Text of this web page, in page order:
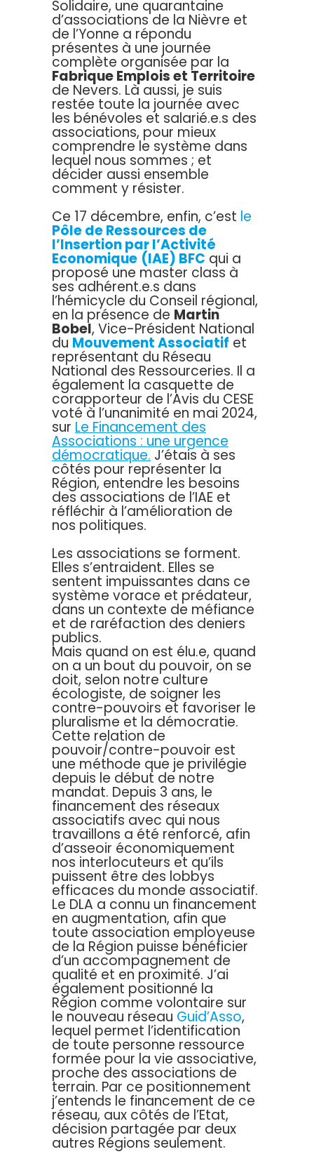
Solidaire, une quarantaine
d’associations de la Nièvre et
de l’Yonne a répondu
présentes à une journée
complète organisée par la
Fabrique Emplois et Territoire
de Nevers. Là aussi, je suis
restée toute la journée avec
les bénévoles et salarié.e.s des
associations, pour mieux
comprendre le système dans
lequel nous sommes ; et
décider aussi ensemble
comment y résister.
Ce 17 décembre, enfin, c’est le
Pôle de Ressources de
l’Insertion par l’Activité
Economique (IAE) BFC qui a
proposé une master class à
ses adhérent.e.s dans
l’hémicycle du Conseil régional,
en la présence de Martin
Bobel, Vice-Président National
du Mouvement Associatif et
représentant du Réseau
National des Ressourceries. Il a
également la casquette de
corapporteur de l’Avis du CESE
voté à l’unanimité en mai 2024,
sur Le Financement des
Associations : une urgence
démocratique. J’étais à ses
côtés pour représenter la
Région, entendre les besoins
des associations de l’IAE et
réfléchir à l’amélioration de
nos politiques.
Les associations se forment.
Elles s’entraident. Elles se
sentent impuissantes dans ce
système vorace et prédateur,
dans un contexte de méfiance
et de raréfaction des deniers
publics.
Mais quand on est élu.e, quand
on a un bout du pouvoir, on se
doit, selon notre culture
écologiste, de soigner les
contre-pouvoirs et favoriser le
pluralisme et la démocratie.
Cette relation de
pouvoir/contre-pouvoir est
une méthode que je privilégie
depuis le début de notre
mandat. Depuis 3 ans, le
financement des réseaux
associatifs avec qui nous
travaillons a été renforcé, afin
d’asseoir économiquement
nos interlocuteurs et qu’ils
puissent être des lobbys
efficaces du monde associatif.
Le DLA a connu un financement
en augmentation, afin que
toute association employeuse
de la Région puisse bénéficier
d’un accompagnement de
qualité et en proximité. J’ai
également positionné la
Région comme volontaire sur
le nouveau réseau Guid’Asso,
lequel permet l’identification
de toute personne ressource
formée pour la vie associative,
proche des associations de
terrain. Par ce positionnement
j’entends le financement de ce
réseau, aux côtés de l’Etat,
décision partagée par deux
autres Régions seulement.